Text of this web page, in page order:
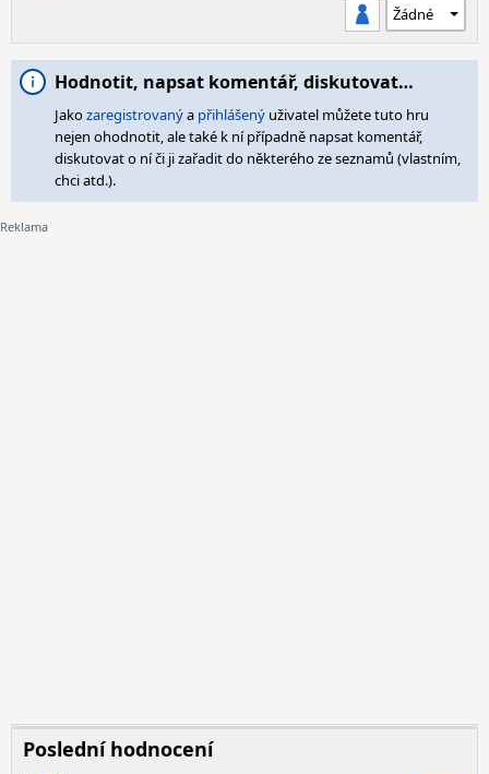
Hodnotit, napsat komentář, diskutovat…
Jakozaregistrovanýa přihlášený uživatel můžete tuto hru
nejen ohodnotit, ale také k ní případně napsat komentář,
diskutovat o ní či ji zařadit do některého ze seznamů (vlastním,
chci atd.).
Poslední hodnocení